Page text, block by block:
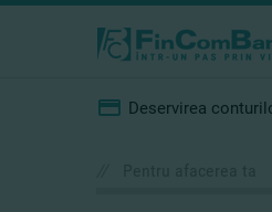
Deservirea